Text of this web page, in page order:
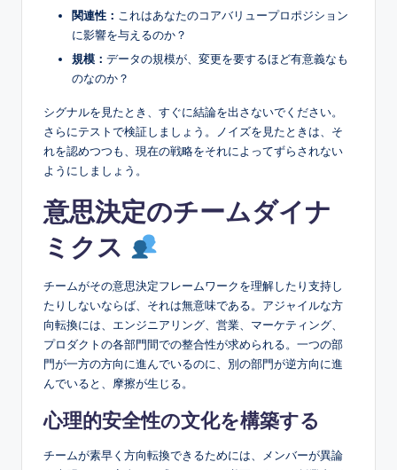
関連性： これはあなたのコアバリュープロポジション
に影響を与えるのか？
規模： データの規模が、変更を要するほど有意義なも
のなのか？
シグナルを見たとき、すぐに結論を出さないでください。
さらにテストで検証しましょう。ノイズを見たときは、そ
れを認めつつも、現在の戦略をそれによってずらされない
ようにしましょう。
意思決定のチームダイナ
ミクス
チームがその意思決定フレームワークを理解したり支持し
たりしないならば、それは無意味である。アジャイルな方
向転換には、エンジニアリング、営業、マーケティング、
プロダクトの各部門間での整合性が求められる。一つの部
門が一方の方向に進んでいるのに、別の部門が逆方向に進
んでいると、摩擦が生じる。
心理的安全性の文化を構築する
チームが素早く方向転換できるためには、メンバーが異論